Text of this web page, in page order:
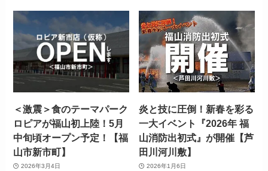
＜激震＞食のテーマパーク
ロピアが福山初上陸！5月
中旬頃オープン予定！【福
山市新市町】
2026年3月4日
炎と技に圧倒！新春を彩る
一大イベント『2026年 福
山消防出初式』が開催【芦
田川河川敷】
2026年1月6日